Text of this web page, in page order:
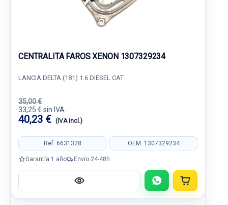
CENTRALITA FAROS XENON 1307329234
LANCIA DELTA (181) 1.6 DIESEL CAT
35,00 €
33,25 € sin IVA.
40,23 € (IVA incl.)
Ref: 6631328 OEM: 1307329234
Garantía 1 año Envío 24-48h